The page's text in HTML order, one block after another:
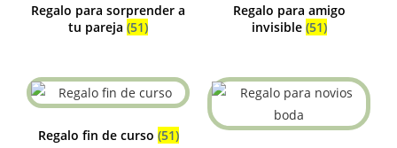
Regalo para sorprender a
tu pareja (51)
Regalo para amigo
invisible (51)
Regalo fin de curso (51)